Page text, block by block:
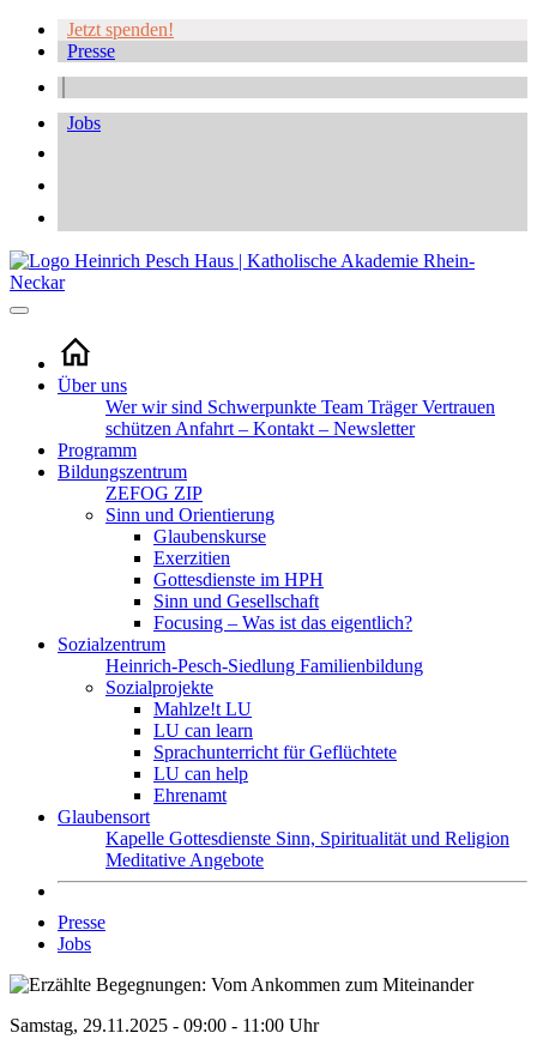
Jetzt spenden!
Presse
Jobs
Über uns
Wer wir sind Schwerpunkte Team TrägerVertrauen
schützen Anfahrt – Kontakt – Newsletter
Programm
Bildungszentrum
ZEFOG ZIP
Sinn und Orientierung
Glaubenskurse
Exerzitien
Gottesdienste im HPH
Sinn und Gesellschaft
Focusing – Was ist das eigentlich?
Sozialzentrum
Heinrich-Pesch-Siedlung Familienbildung
Sozialprojekte
Mahlze!t LU
LU can learn
Sprachunterricht für Geflüchtete
LU can help
Ehrenamt
Glaubensort
Kapelle Gottesdienste Sinn, Spiritualität und Religion
Meditative Angebote
Presse
Jobs
Samstag, 29.11.2025 - 09:00 - 11:00 Uhr